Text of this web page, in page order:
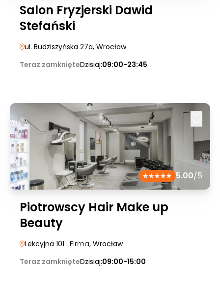
Salon Fryzjerski Dawid
Stefański
ul. Budziszyńska 27a, Wrocław
Teraz zamknięteDzisiaj:09:00-23:45
5.00/5
Piotrowscy Hair Make up
Beauty
Lekcyjna 101 | Firma, Wrocław
Teraz zamknięteDzisiaj:09:00-15:00